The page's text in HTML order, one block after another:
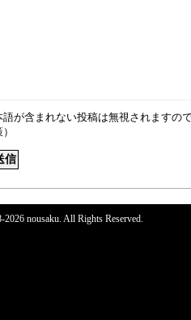
語が含まれない投稿は無視されますの
nousaku. All Rights Reserved.